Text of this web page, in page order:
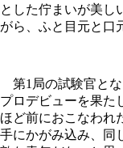
とした佇まいが美し
がら、ふと目元と口
第1局の試験官とな
プロデビューを果た
ほど前におこなわれ
手にかがみ込み、同